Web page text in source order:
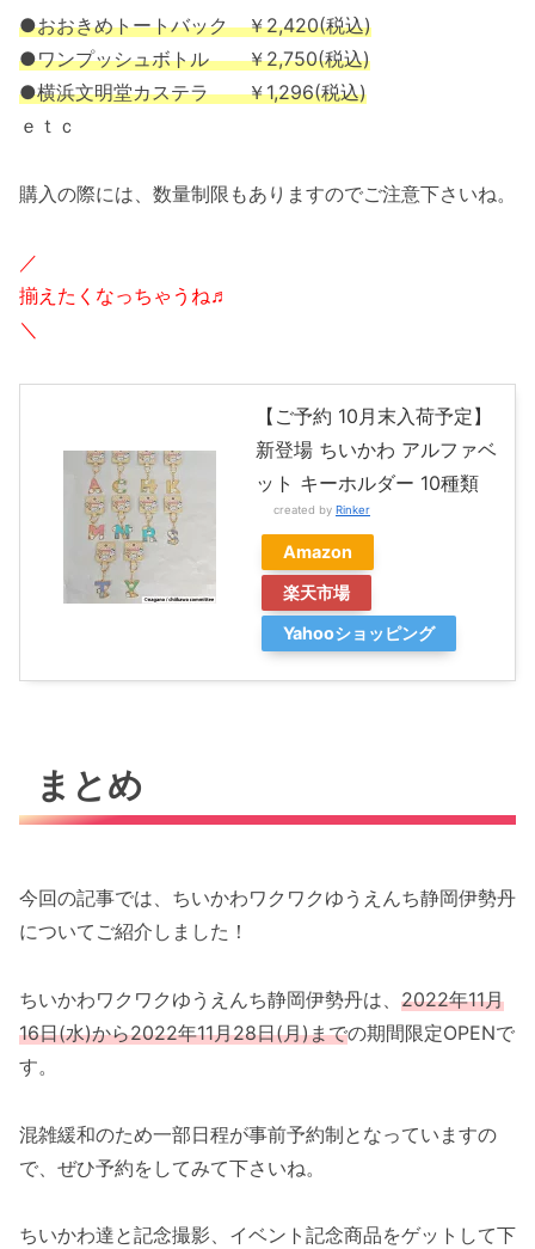
●おおきめトートバック ￥2,420(税込)
●ワンプッシュボトル ￥2,750(税込)
●横浜文明堂カステラ ￥1,296(税込)
ｅｔｃ
購入の際には、数量制限もありますのでご注意下さいね。
／
揃えたくなっちゃうね♬
＼
【ご予約 10月末入荷予定】
新登場 ちいかわ アルファベ
ット キーホルダー 10種類
created by Rinker
Amazon
楽天市場
Yahooショッピング
まとめ
今回の記事では、ちいかわワクワクゆうえんち静岡伊勢丹
についてご紹介しました！
ちいかわワクワクゆうえんち静岡伊勢丹は、 2022年11月
16日(水)から2022年11月28日(月)までの期間限定OPENで
す。
混雑緩和のため一部日程が事前予約制となっていますの
で、ぜひ予約をしてみて下さいね。
ちいかわ達と記念撮影、イベント記念商品をゲットして下